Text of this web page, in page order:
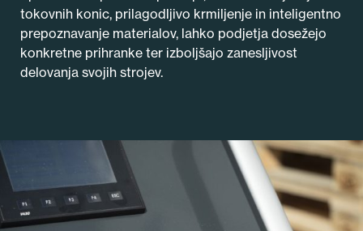
tokovnih konic, prilagodljivo krmiljenje in inteligentno
prepoznavanje materialov, lahko podjetja dosežejo
konkretne prihranke ter izboljšajo zanesljivost
delovanja svojih strojev.